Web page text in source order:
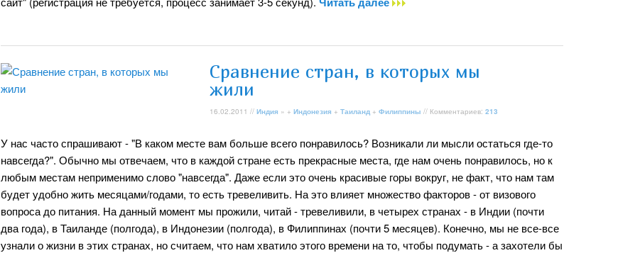
Сравнение стран, в которых мы
жили
16.02.2011 // Индия » + Индонезия + Таиланд + Филиппины // Комментариев: 213
У нас часто спрашивают - "В каком месте вам больше всего понравилось? Возникали ли мысли остаться где-то
навсегда?". Обычно мы отвечаем, что в каждой стране есть прекрасные места, где нам очень понравилось, но к
любым местам неприменимо слово "навсегда". Даже если это очень красивые горы вокруг, не факт, что нам там
будет удобно жить месяцами/годами, то есть тревеливить. На это влияет множество факторов - от визового
вопроса до питания. На данный момент мы прожили, читай - тревеливили, в четырех странах - в Индии (почти
два года), в Таиланде (полгода), в Индонезии (полгода), в Филиппинах (почти 5 месяцев). Конечно, мы не все-все
узнали о жизни в этих странах, но считаем, что нам хватило этого времени на то, чтобы подумать - а захотели бы